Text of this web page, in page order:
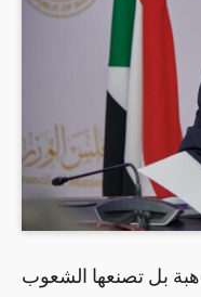
بل تصنعها الشعوب